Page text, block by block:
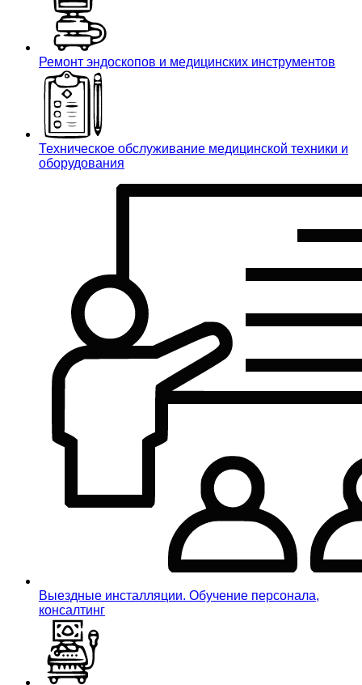
Ремонт эндоскопов и медицинских инструментов
Техническое обслуживание медицинской техники и
оборудования
Выездные инсталляции. Обучение персонала,
консалтинг